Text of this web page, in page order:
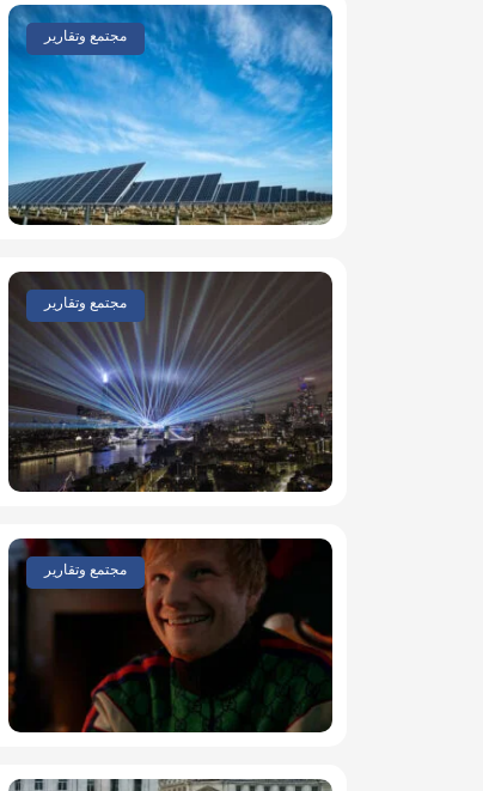
مجتمع وتقارير
مجتمع وتقارير
مجتمع وتقارير